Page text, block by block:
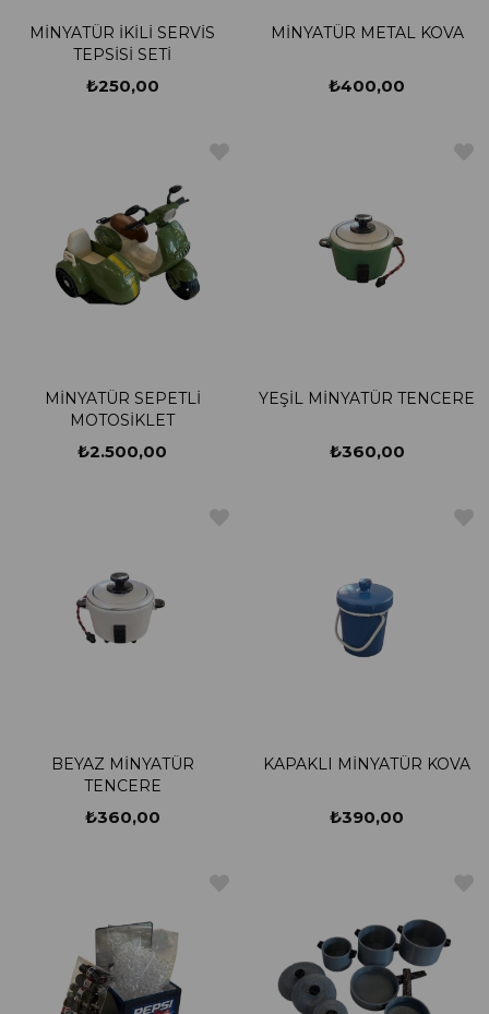
MİNYATÜR İKİLİ SERVİS
TEPSİSİ SETİ
₺250,00
MİNYATÜR METAL KOVA
₺400,00
MİNYATÜR SEPETLİ
MOTOSİKLET
₺2.500,00
YEŞİL MİNYATÜR TENCERE
₺360,00
BEYAZ MİNYATÜR
TENCERE
₺360,00
KAPAKLI MİNYATÜR KOVA
₺390,00